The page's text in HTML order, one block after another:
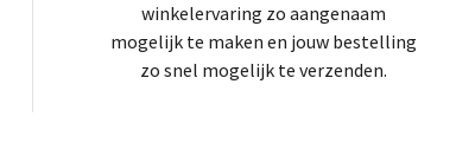
winkelervaring zo aangenaam
mogelijk te maken en jouw bestelling
zo snel mogelijk te verzenden.